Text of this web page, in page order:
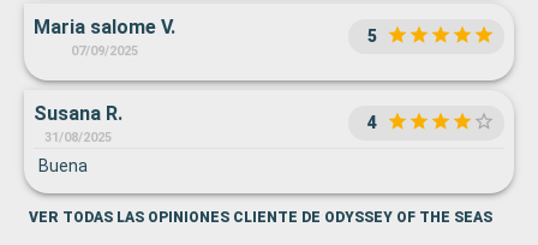
Maria salome V.
07/09/2025
5
Susana R.
31/08/2025
4
Buena
VER TODAS LAS OPINIONES CLIENTE DE ODYSSEY OF THE SEAS